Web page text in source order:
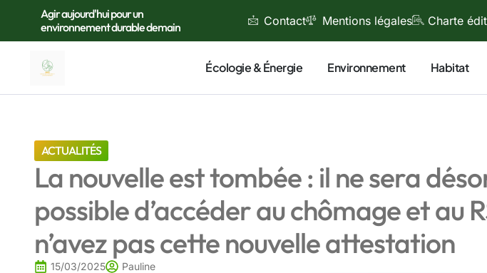
Agir aujourd'hui pour un
environnement durable demain
Contact Mentions légales Charte
Écologie & Énergie Environnement Habitat
ACTUALITÉS
La nouvelle est tombée : il ne sera
possible d’accéder au chômage et au
n’avez pas cette nouvelle attestation
15/03/2025 Pauline